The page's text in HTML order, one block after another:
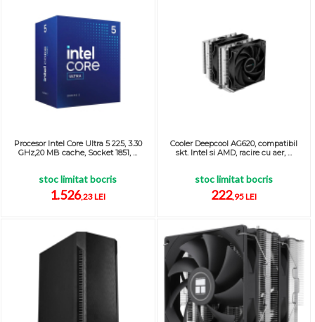
Procesor Intel Core Ultra 5 225, 3.30
GHz,20 MB cache, Socket 1851, ...
stoc limitat bocris
1.526,23 LEI
Cooler Deepcool AG620, compatibil
skt. Intel si AMD, racire cu aer, ...
stoc limitat bocris
222,95 LEI